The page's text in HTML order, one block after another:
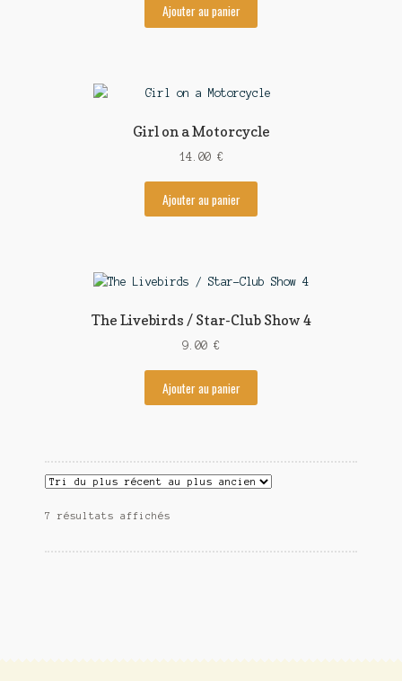
Ajouter au panier
Girl on a Motorcycle
14.00 €
Ajouter au panier
The Livebirds / Star-Club Show 4
9.00 €
Ajouter au panier
7 résultats affichés